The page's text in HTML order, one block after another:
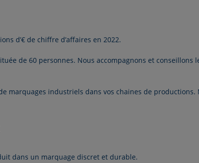
d’€ de chiffre d’affaires en 2022.
de 60 personnes. Nous accompagnons et conseillons
marquages industriels dans vos chaines de productions.
dans un marquage discret et durable.